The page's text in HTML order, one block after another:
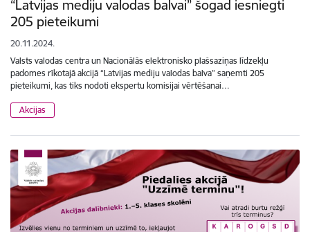
“Latvijas mediju valodas balvai” šogad iesniegti
205 pieteikumi
20.11.2024.
Valsts valodas centra un Nacionālās elektronisko plašsaziņas līdzekļu
padomes rīkotajā akcijā “Latvijas mediju valodas balva” saņemti 205
pieteikumi, kas tiks nodoti ekspertu komisijai vērtēšanai…
Akcijas